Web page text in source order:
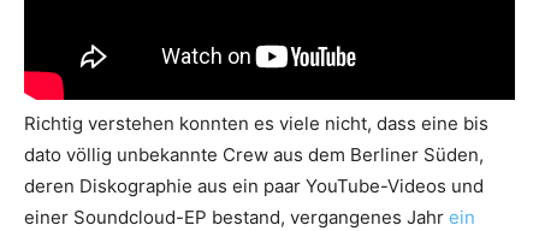
Richtig verstehen konnten es viele nicht, dass eine bis
dato völlig unbekannte Crew aus dem Berliner Süden,
deren Diskographie aus ein paar YouTube-Videos und
einer Soundcloud-EP bestand, vergangenes Jahr ein